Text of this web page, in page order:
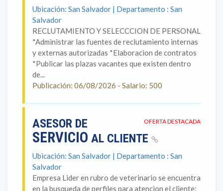
Ubicación: San Salvador | Departamento : San
Salvador
RECLUTAMIENTO Y SELECCCION DE PERSONAL
*Administrar las fuentes de reclutamiento internas
y externas autorizadas *Elaboracion de contratos
*Publicar las plazas vacantes que existen dentro
de...
Publicación: 06/08/2026 - Salario: 500
OFERTA DESTACADA
ASESOR DE
SERVICIO AL CLIENTE
Ubicación: San Salvador | Departamento : San
Salvador
Empresa Lider en rubro de veterinario se encuentra
en la busqueda de perfiles para atencion el cliente: